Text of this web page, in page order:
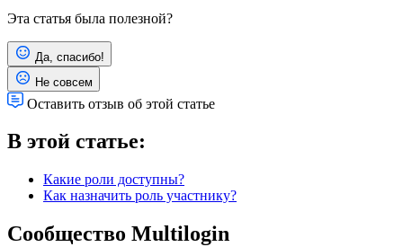
Эта статья была полезной?
Да, спасибо!
Не совсем
Оставить отзыв об этой статье
В этой статье:
Какие роли доступны?
Как назначить роль участнику?
Сообщество Multilogin